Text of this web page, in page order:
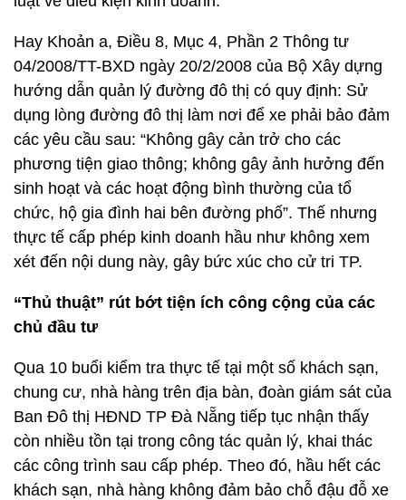
Hay Khoản a, Điều 8, Mục 4, Phần 2 Thông tư
04/2008/TT-BXD ngày 20/2/2008 của Bộ Xây dựng
hướng dẫn quản lý đường đô thị có quy định: Sử
dụng lòng đường đô thị làm nơi để xe phải bảo đảm
các yêu cầu sau: “Không gây cản trở cho các
phương tiện giao thông; không gây ảnh hưởng đến
sinh hoạt và các hoạt động bình thường của tổ
chức, hộ gia đình hai bên đường phố”. Thế nhưng
thực tế cấp phép kinh doanh hầu như không xem
xét đến nội dung này, gây bức xúc cho cử tri TP.
“Thủ thuật” rút bớt tiện ích công cộng của các
chủ đầu tư
Qua 10 buổi kiểm tra thực tế tại một số khách sạn,
chung cư, nhà hàng trên địa bàn, đoàn giám sát của
Ban Đô thị HĐND TP Đà Nẵng tiếp tục nhận thấy
còn nhiều tồn tại trong công tác quản lý, khai thác
các công trình sau cấp phép. Theo đó, hầu hết các
khách sạn, nhà hàng không đảm bảo chỗ đậu đỗ xe